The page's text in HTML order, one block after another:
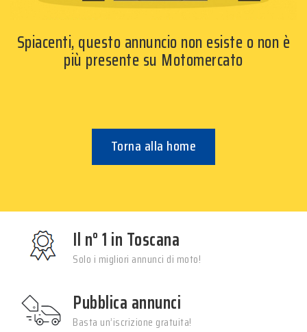
Spiacenti, questo annuncio non esiste o non è
più presente su Motomercato
Torna alla home
Il n° 1 in Toscana
Solo i migliori annunci di moto!
Pubblica annunci
Basta un’iscrizione gratuita!